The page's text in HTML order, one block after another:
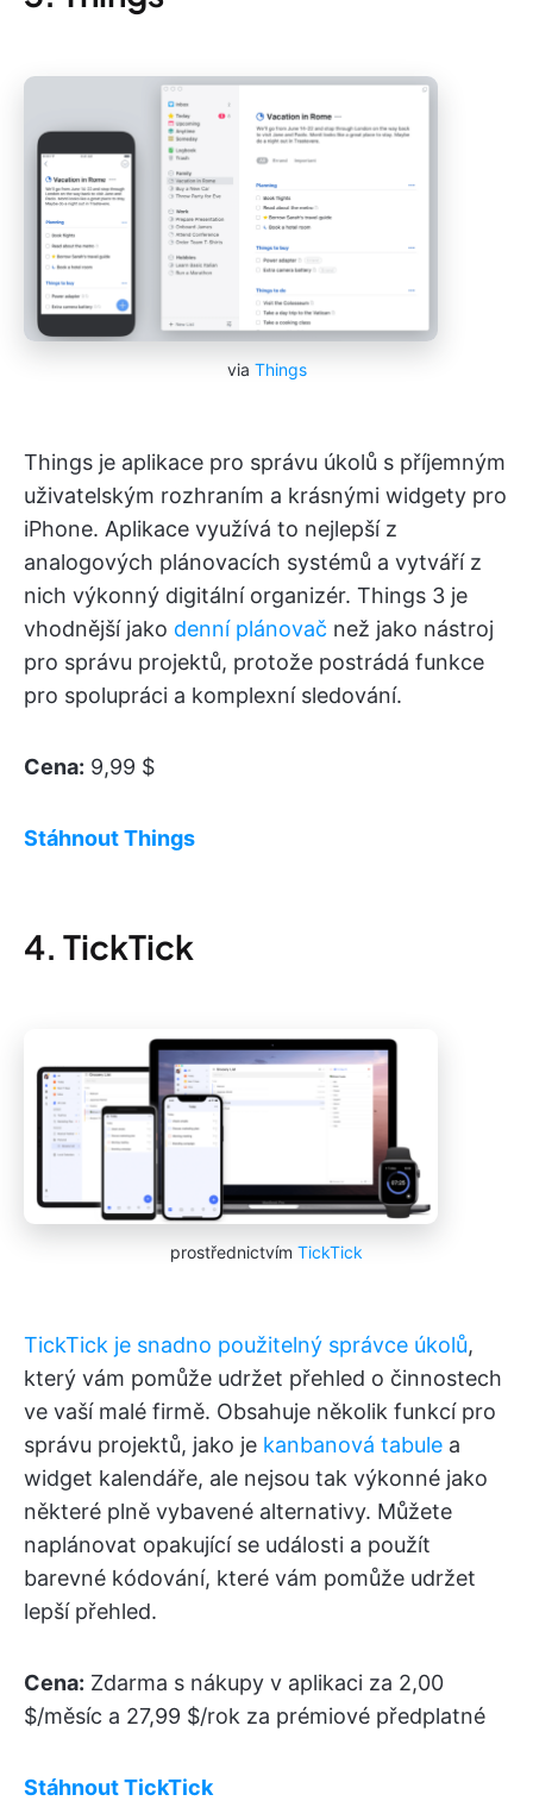
via Things
Things je aplikace pro správu úkolů s příjemným
uživatelským rozhraním a krásnými widgety pro
iPhone. Aplikace využívá to nejlepší z
analogových plánovacích systémů a vytváří z
nich výkonný digitální organizér. Things 3 je
vhodnější jako denní plánovač než jako nástroj
pro správu projektů, protože postrádá funkce
pro spolupráci a komplexní sledování.
Cena: 9,99 $
Stáhnout Things
4. TickTick
prostřednictvím TickTick
TickTick je snadno použitelný správce úkolů,
který vám pomůže udržet přehled o činnostech
ve vaší malé firmě. Obsahuje několik funkcí pro
správu projektů, jako je kanbanová tabule a
widget kalendáře, ale nejsou tak výkonné jako
některé plně vybavené alternativy. Můžete
naplánovat opakující se události a použít
barevné kódování, které vám pomůže udržet
lepší přehled.
Cena: Zdarma s nákupy v aplikaci za 2,00
$/měsíc a 27,99 $/rok za prémiové předplatné
Stáhnout TickTick